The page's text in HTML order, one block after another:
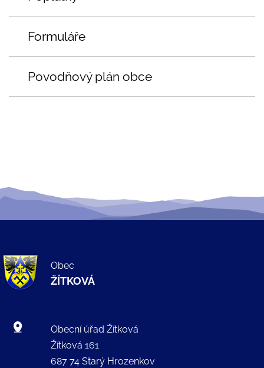
Formuláře
Povodňový plán obce
Obec
ŽÍTKOVÁ
Obecní úřad Žítková
Žítková 161
687 74 Starý Hrozenkov